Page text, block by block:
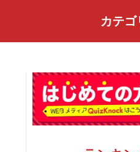
カテゴ